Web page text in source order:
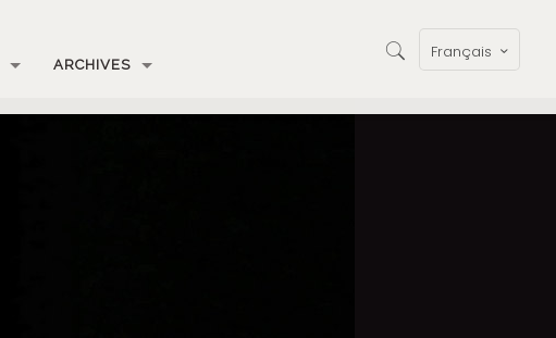
ARCHIVES
Français